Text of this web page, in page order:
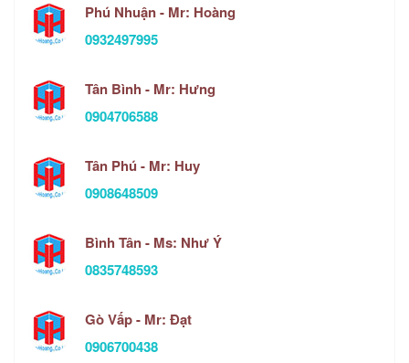
Phú Nhuận - Mr: Hoàng
0932497995
Tân Bình - Mr: Hưng
0904706588
Tân Phú - Mr: Huy
0908648509
Bình Tân - Ms: Như Ý
0835748593
Gò Vấp - Mr: Đạt
0906700438